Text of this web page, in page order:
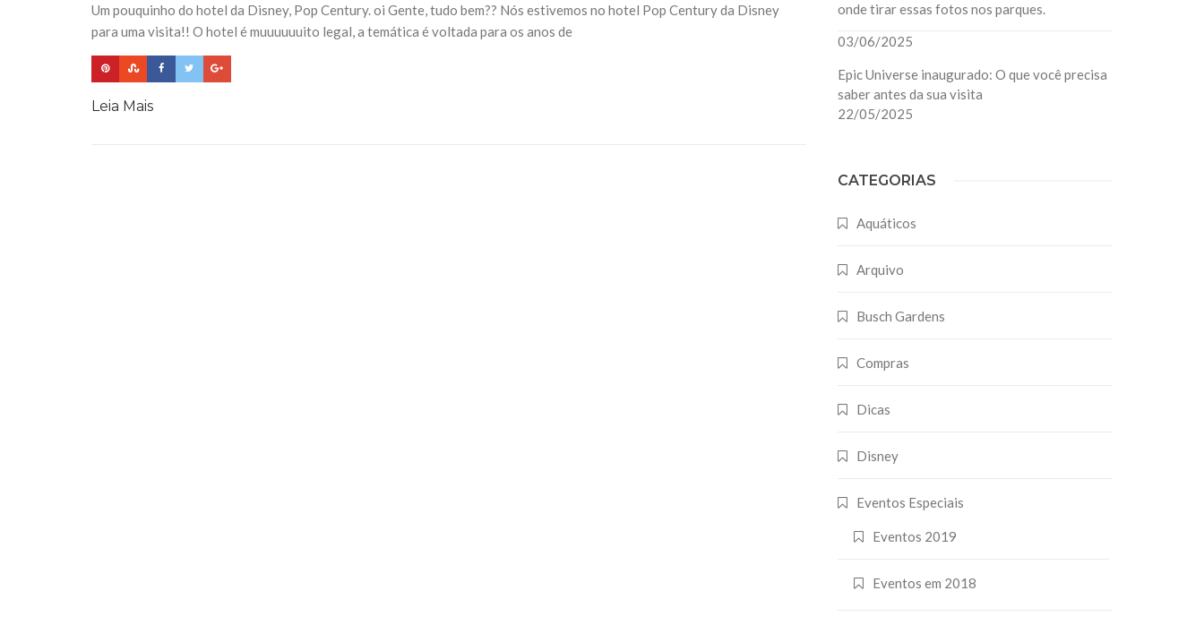
Um pouquinho do hotel da Disney, Pop Century. oi Gente, tudo bem?? Nós estivemos no hotel Pop Century da Disney
para uma visita!! O hotel é muuuuuuito legal, a temática é voltada para os anos de
Leia Mais
onde tirar essas fotos nos parques.
03/06/2025
Epic Universe inaugurado: O que você precisa
saber antes da sua visita
22/05/2025
CATEGORIAS
Aquáticos
Arquivo
Busch Gardens
Compras
Dicas
Disney
Eventos Especiais
Eventos 2019
Eventos em 2018